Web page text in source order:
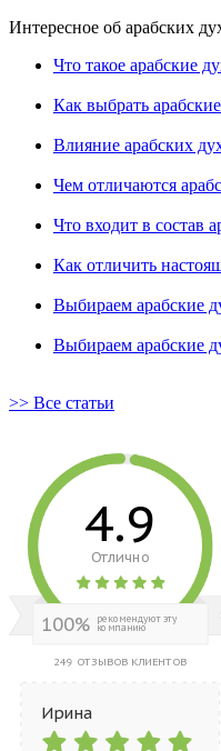
Интересное об арабских
Что такое арабские
Как выбрать
Влияние арабских
Чем отличаются
Что входит в состав
Как отличить
Выбираем арабские
Выбираем арабские
>> Все статьи
4.9
Отлично
100% рекомендуют эту
компанию
249 ОТЗЫВОВ КЛИЕНТОВ
Ирина